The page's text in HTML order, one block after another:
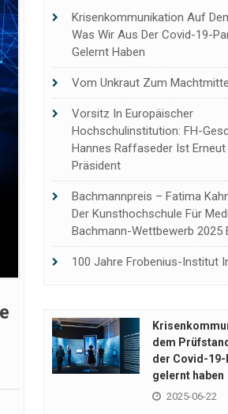
Krisenkommunikation Auf
Was Wir Aus Der Covid-19-
Gelernt Haben
Vom Unkraut Zum
Vorsitz In Europäischer
Hochschulinstitution: FH-
Hannes Raffaseder Ist Erneut
Präsident
Bachmannpreis – Fatima
Der Kunsthochschule Für
Bachmann-Wettbewerb 2025
100 Jahre Frobenius-Institut
dem
der Covid-
gelernt haben
2025-06-22